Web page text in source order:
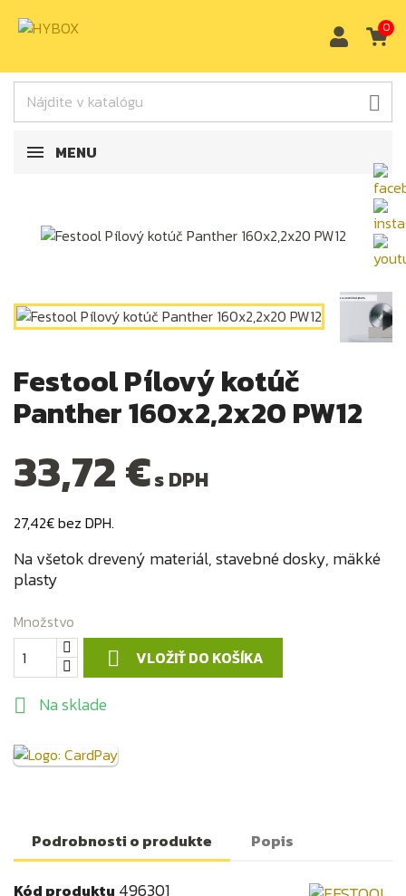

0
MENU
Festool Pílový kotúč
Panther 160x2,2x20 PW12
33,72 €s DPH
27,42€ bez DPH.
Na všetok drevený materiál, stavebné dosky, mäkké
plasty
Množstvo
 VLOŽIŤ DO KOŠÍKA
 Na sklade
Podrobnosti o produkte Popis
Kód produktu 496301